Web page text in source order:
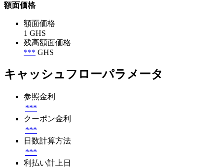
額面価格
額面価格
1 GHS
残高額面価格
*** GHS
キャッシュフローパラメータ
参照金利
***
クーポン金利
***
日数計算方法
***
利払い計上日